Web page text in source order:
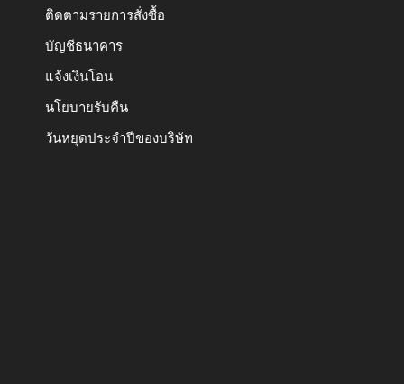
ติดตามรายการสั่งซื้อ
บัญชีธนาคาร
แจ้งเงินโอน
นโยบายรับคืน
วันหยุดประจำปีของบริษัท